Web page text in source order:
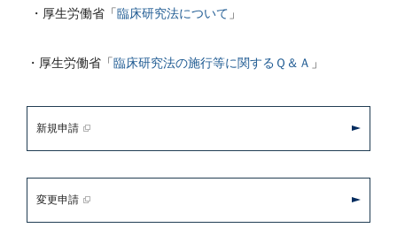
・厚生労働省「臨床研究法について 」
・厚生労働省「臨床研究法の施行等に関するＱ＆Ａ 」
新規申請
変更申請